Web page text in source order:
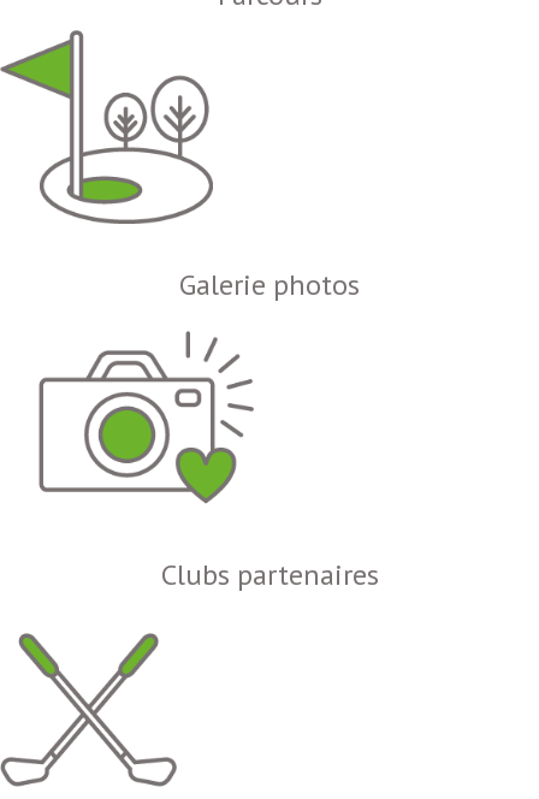
Galerie photos
Clubs partenaires